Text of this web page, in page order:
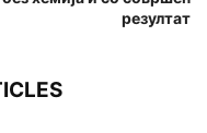
резултат